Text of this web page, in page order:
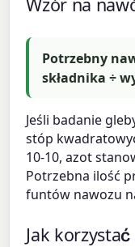
Wzór na
Potrzebny
składnika ÷
Jeśli badanie
stóp
10-10, azot
Potrzebna ilość
funtów nawozu
Jak